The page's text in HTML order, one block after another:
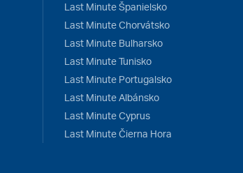
Last Minute Španielsko
Last Minute Chorvátsko
Last Minute Bulharsko
Last Minute Tunisko
Last Minute Portugalsko
Last Minute Albánsko
Last Minute Cyprus
Last Minute Čierna Hora